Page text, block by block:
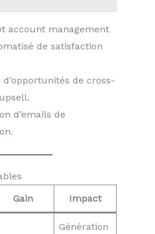
account management
de satisfaction
d’opportunités de cross-
d’emails de
Gain Impact
Génération